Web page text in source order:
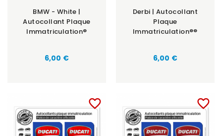
BMW - White |
Autocollant Plaque
Immatriculation®
6,00 €
Derbi | Autocollant
Plaque
Immatriculation®®
6,00 €
favorite_border favorite_border